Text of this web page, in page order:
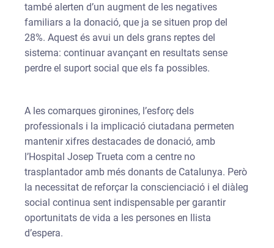
també alerten d’un augment de les negatives
familiars a la donació, que ja se situen prop del
28%. Aquest és avui un dels grans reptes del
sistema: continuar avançant en resultats sense
perdre el suport social que els fa possibles.
A les comarques gironines, l’esforç dels
professionals i la implicació ciutadana permeten
mantenir xifres destacades de donació, amb
l’Hospital Josep Trueta com a centre no
trasplantador amb més donants de Catalunya. Però
la necessitat de reforçar la conscienciació i el diàleg
social continua sent indispensable per garantir
oportunitats de vida a les persones en llista
d’espera.